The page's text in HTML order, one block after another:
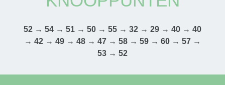
52 → 54 → 51 → 50 → 55 → 32 → 29 → 40 → 40
→ 42 → 49 → 48 → 47 → 58 → 59 → 60 → 57 →
53 → 52